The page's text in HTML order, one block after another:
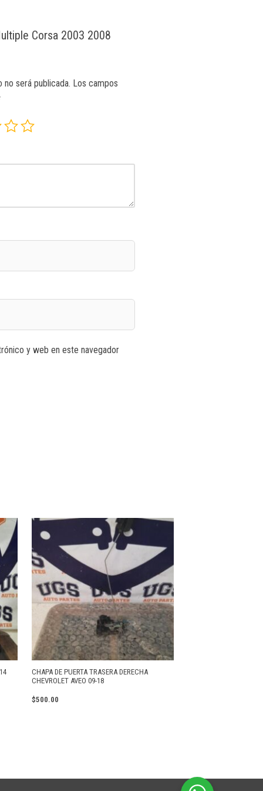
Corsa 2003 2008
será publicada. Los campos
y web en este navegador
CHAPA DE PUERTA TRASERA DERECHA
CHEVROLET AVEO 09-18
$500.00